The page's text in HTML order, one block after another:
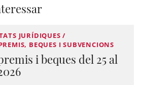
JURÍDIQUES /
BEQUES I SUBVENCIONS
i beques del 25 al